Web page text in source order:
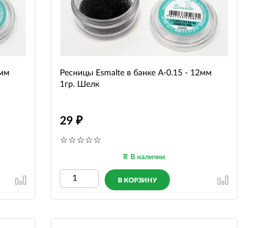
Ресницы Esmalte в банке A-0.15 - 12мм
1гр. Шелк
29
В наличии
В КОРЗИНУ